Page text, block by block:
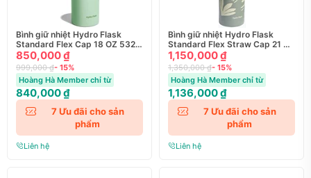
Bình giữ nhiệt Hydro Flask
Standard Flex Cap 18 OZ 532
ml Season 2025
850,000 ₫
999,000 ₫- 15%
Hoàng Hà Member chỉ từ
840,000 ₫
7 Ưu đãi cho sản
phẩm
Liên hệ
Bình giữ nhiệt Hydro Flask
Standard Flex Straw Cap 21 OZ
621 ml Season 2025
1,150,000 ₫
1,350,000 ₫- 15%
Hoàng Hà Member chỉ từ
1,136,000 ₫
7 Ưu đãi cho sản
phẩm
Liên hệ